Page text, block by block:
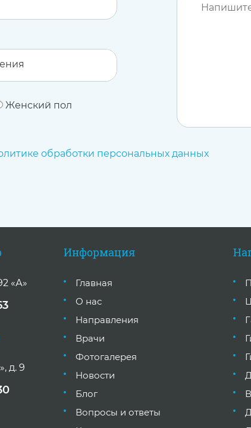
Женский пол
обработки персональных данных
«А»
д. 9
Информация
Главная
О нас
Направления
Врачи
Фотогалерея
Новости
Блог
Вопросы и ответы